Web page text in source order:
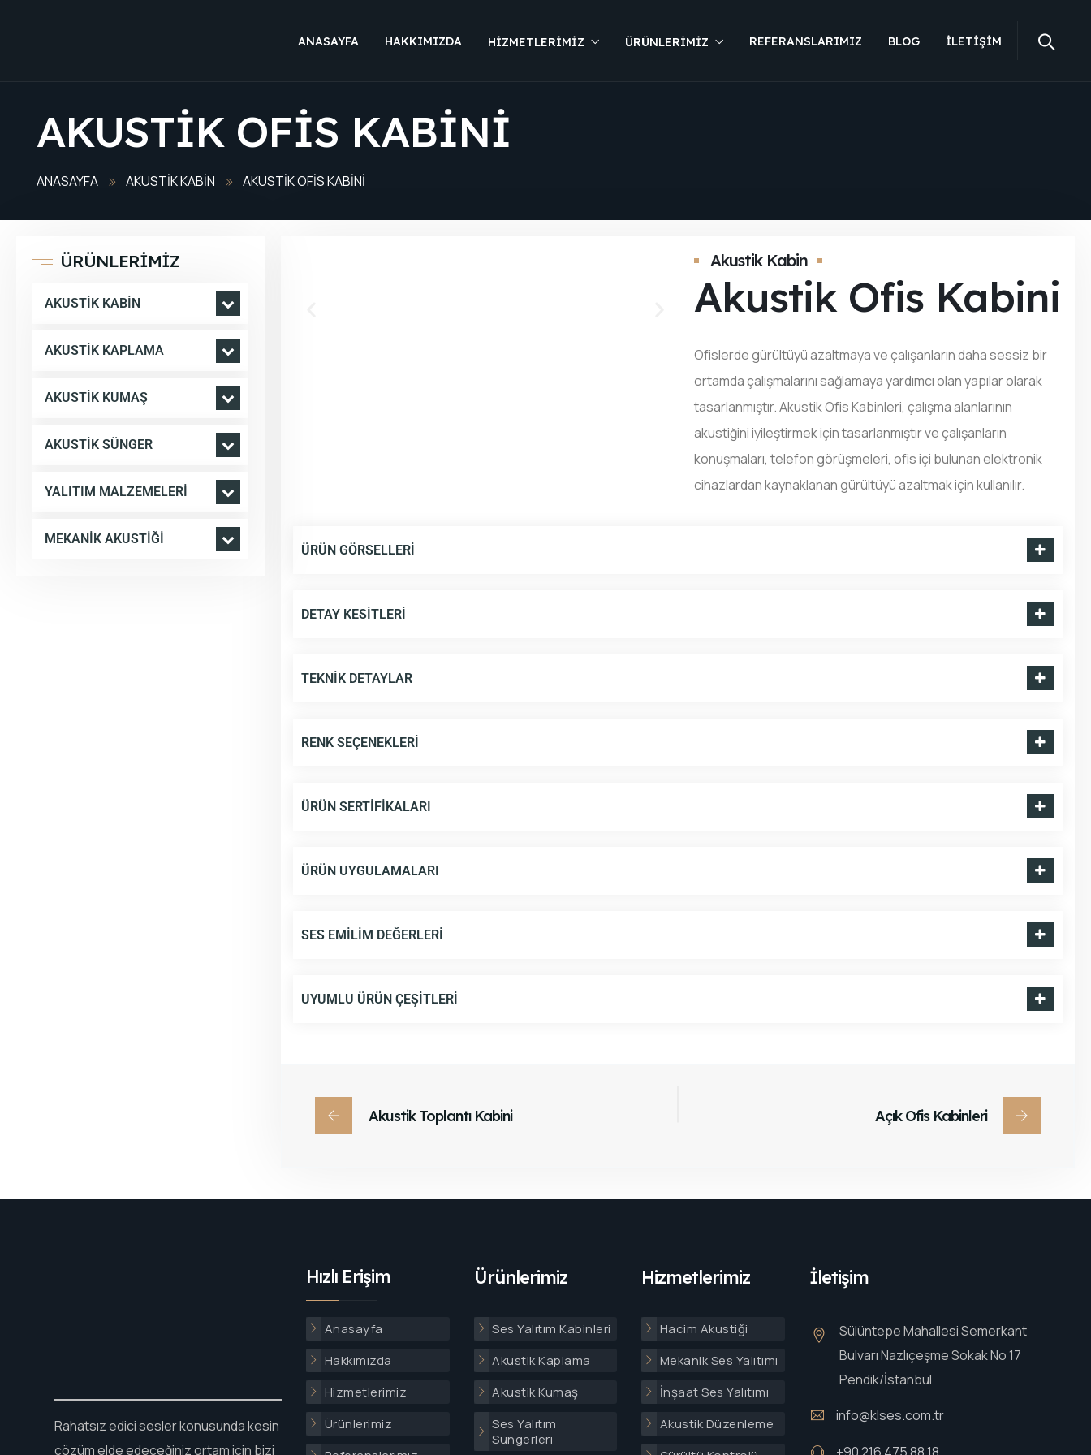
ANASAYFA HAKKIMIZDA HIZMETLERIMIZ ÜRÜNLERIMIZ REFERANSLARIMIZ BLOG İLETIŞIM
AKUSTIK OFIS KABINI
ANASAYFA AKUSTIK KABIN AKUSTIK OFIS KABINI
Akustik Kabin
Akustik Ofis Kabini
Ofislerde gürültüyü azaltmaya ve çalışanların daha sessiz bir
ortamda çalışmalarını sağlamaya yardımcı olan yapılar olarak
tasarlanmıştır. Akustik Ofis Kabinleri, çalışma alanlarının
akustiğini iyileştirmek için tasarlanmıştır ve çalışanların
konuşmaları, telefon görüşmeleri, ofis içi bulunan elektronik
cihazlardan kaynaklanan gürültüyü azaltmak için kullanılır.
ÜRÜN GÖRSELLERI
DETAY KESITLERI
TEKNIK DETAYLAR
RENK SEÇENEKLERI
ÜRÜN SERTIFIKALARI
ÜRÜN UYGULAMALARI
SES EMILIM DEĞERLERI
UYUMLU ÜRÜN ÇEŞITLERI
Akustik Toplantı Kabini Açık Ofis Kabinleri
ÜRÜNLERİMİZ
AKUSTIK KABIN
AKUSTIK KAPLAMA
AKUSTIK KUMAŞ
AKUSTIK SÜNGER
YALITIM MALZEMELERI
MEKANIK AKUSTIĞI
Rahatsız edici sesler konusunda kesin
çözüm elde edeceğiniz ortam için bizi
Hızlı Erişim
Anasayfa
Hakkımızda
Hizmetlerimiz
Ürünlerimiz
Ürünlerimiz
Ses Yalıtım Kabinleri
Akustik Kaplama
Akustik Kumaş
Ses Yalıtım
Süngerleri
Hizmetlerimiz
Hacim Akustiği
Mekanik Ses Yalıtımı
İnşaat Ses Yalıtımı
Akustik Düzenleme
İletişim
Sülüntepe Mahallesi Semerkant
Bulvarı Nazlıçeşme Sokak No 17
Pendik/İstanbul
info@klses.com.tr